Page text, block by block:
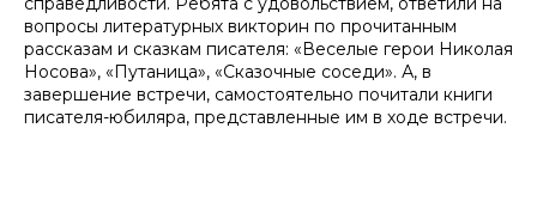
вопросы литературных викторин по прочитанным
рассказам и сказкам писателя: «Веселые герои Николая
Носова», «Путаница», «Сказочные соседи». А, в
завершение встречи, самостоятельно почитали книги
писателя-юбиляра, представленные им в ходе встречи.